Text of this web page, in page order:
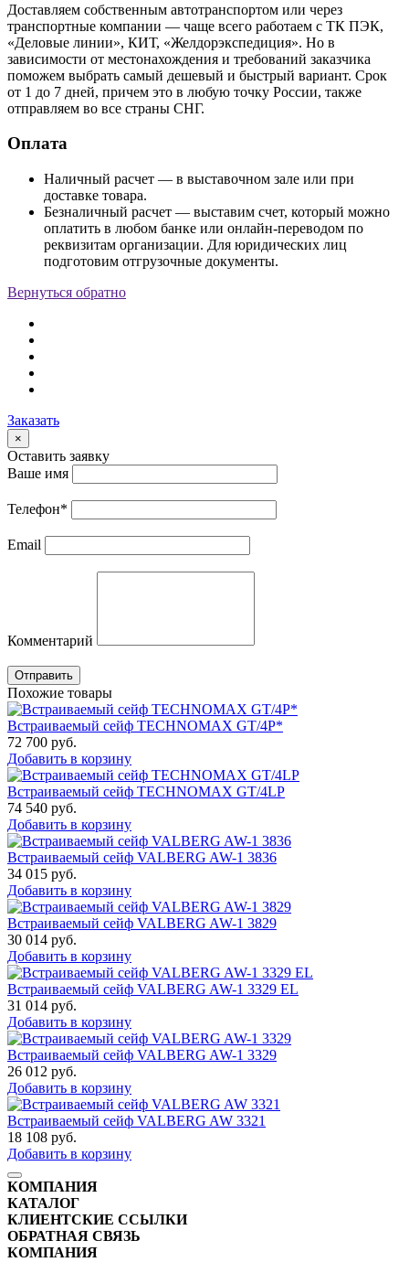
Доставляем собственным автотранспортом или через
транспортные компании — чаще всего работаем с ТК ПЭК,
«Деловые линии», КИТ, «Желдорэкспедиция». Но в
зависимости от местонахождения и требований заказчика
поможем выбрать самый дешевый и быстрый вариант. Срок
от 1 до 7 дней, причем это в любую точку России, также
отправляем во все страны СНГ.
Оплата
Наличный расчет — в выставочном зале или при
доставке товара.
Безналичный расчет — выставим счет, который можно
оплатить в любом банке или онлайн-переводом по
реквизитам организации. Для юридических лиц
подготовим отгрузочные документы.
Вернуться обратно
Заказать
×
Оставить заявку
Ваше имя
Телефон*
Email
Комментарий
Отправить
Похожие товары
Встраиваемый сейф TECHNOMAX GT/4P*
72 700 руб.
Добавить в корзину
Встраиваемый сейф TECHNOMAX GT/4LP
74 540 руб.
Добавить в корзину
Встраиваемый сейф VALBERG AW-1 3836
34 015 руб.
Добавить в корзину
Встраиваемый сейф VALBERG AW-1 3829
30 014 руб.
Добавить в корзину
Встраиваемый сейф VALBERG AW-1 3329 EL
31 014 руб.
Добавить в корзину
Встраиваемый сейф VALBERG AW-1 3329
26 012 руб.
Добавить в корзину
Встраиваемый сейф VALBERG AW 3321
18 108 руб.
Добавить в корзину
КОМПАНИЯ
КАТАЛОГ
КЛИЕНТСКИЕ ССЫЛКИ
ОБРАТНАЯ СВЯЗЬ
КОМПАНИЯ